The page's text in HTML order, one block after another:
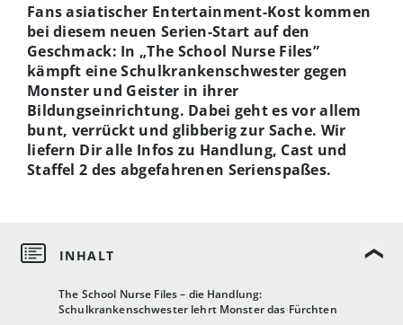
The School Nurse Files – die Handlung:
Schulkrankenschwester lehrt Monster das Fürchten
Fans asiatischer Entertainment-Kost kommen
bei diesem neuen Serien-Start auf den
Geschmack: In „The School Nurse Files”
kämpft eine Schulkrankenschwester gegen
Monster und Geister in ihrer
Bildungseinrichtung. Dabei geht es vor allem
bunt, verrückt und glibberig zur Sache. Wir
liefern Dir alle Infos zu Handlung, Cast und
Staffel 2 des abgefahrenen Serienspaßes.